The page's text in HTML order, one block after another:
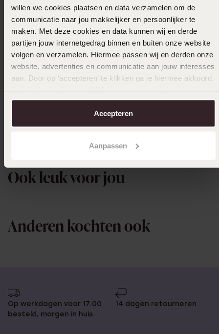
willen we cookies plaatsen en data verzamelen om de
communicatie naar jou makkelijker en persoonlijker te
maken. Met deze cookies en data kunnen wij en derde
partijen jouw internetgedrag binnen en buiten onze website
volgen en verzamelen. Hiermee passen wij en derden onze
website, advertenties en communicatie aan jouw interesses
aan. Door op ‘accepteren’ te klikken ga je hiermee akkoord.
over in onscookiebeleid.
Accepteren
Aanpassen
14-02-2026 - Rebecca J.
24-01-2026 - Ellen V.
Waren wat verkleurd helaas
Toon meer
Uitverkocht
Ook leuk voor jou
Anderen kochten ook
Op werkdagen voor 17:00
besteld, morgen in huis
14 dagen retourneren